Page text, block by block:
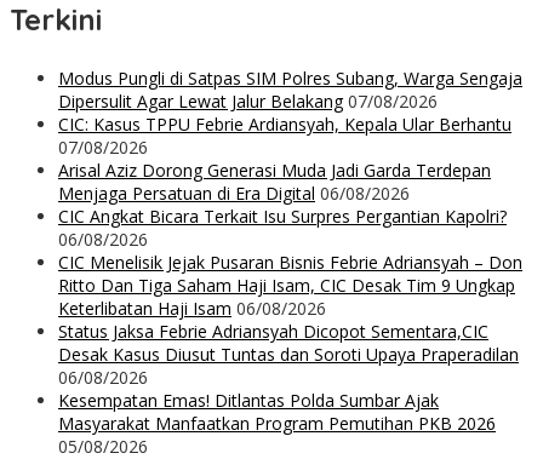
Terkini
Modus Pungli di Satpas SIM Polres Subang, Warga Sengaja
Dipersulit Agar Lewat Jalur Belakang 07/08/2026
CIC: Kasus TPPU Febrie Ardiansyah, Kepala Ular Berhantu
07/08/2026
Arisal Aziz Dorong Generasi Muda Jadi Garda Terdepan
Menjaga Persatuan di Era Digital 06/08/2026
CIC Angkat Bicara Terkait Isu Surpres Pergantian Kapolri?
06/08/2026
CIC Menelisik Jejak Pusaran Bisnis Febrie Adriansyah – Don
Ritto Dan Tiga Saham Haji Isam, CIC Desak Tim 9 Ungkap
Keterlibatan Haji Isam 06/08/2026
Status Jaksa Febrie Adriansyah Dicopot Sementara,CIC
Desak Kasus Diusut Tuntas dan Soroti Upaya Praperadilan
06/08/2026
Kesempatan Emas! Ditlantas Polda Sumbar Ajak
Masyarakat Manfaatkan Program Pemutihan PKB 2026
05/08/2026